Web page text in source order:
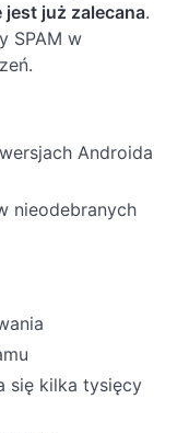
jest już zalecana.
SPAM w
Androida
nieodebranych
się kilka tysięcy